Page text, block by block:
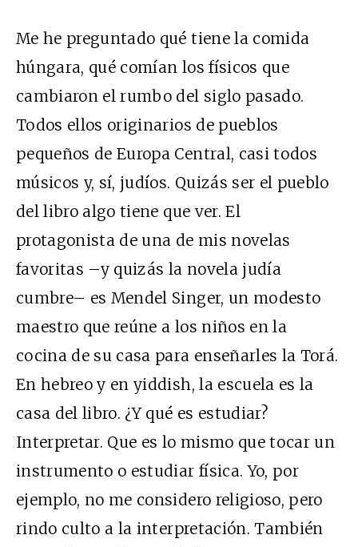
Me he preguntado qué tiene la comida
húngara, qué comían los físicos que
cambiaron el rumbo del siglo pasado.
Todos ellos originarios de pueblos
pequeños de Europa Central, casi todos
músicos y, sí, judíos. Quizás ser el pueblo
del libro algo tiene que ver. El
protagonista de una de mis novelas
favoritas –y quizás la novela judía
cumbre– es Mendel Singer, un modesto
maestro que reúne a los niños en la
cocina de su casa para enseñarles la Torá.
En hebreo y en yiddish, la escuela es la
casa del libro. ¿Y qué es estudiar?
Interpretar. Que es lo mismo que tocar un
instrumento o estudiar física. Yo, por
ejemplo, no me considero religioso, pero
rindo culto a la interpretación. También